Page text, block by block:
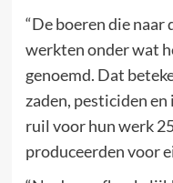
“De boeren die
werkten onder wat
genoemd. Dat
zaden, pesticiden
ruil voor hun werk
produceerden voor